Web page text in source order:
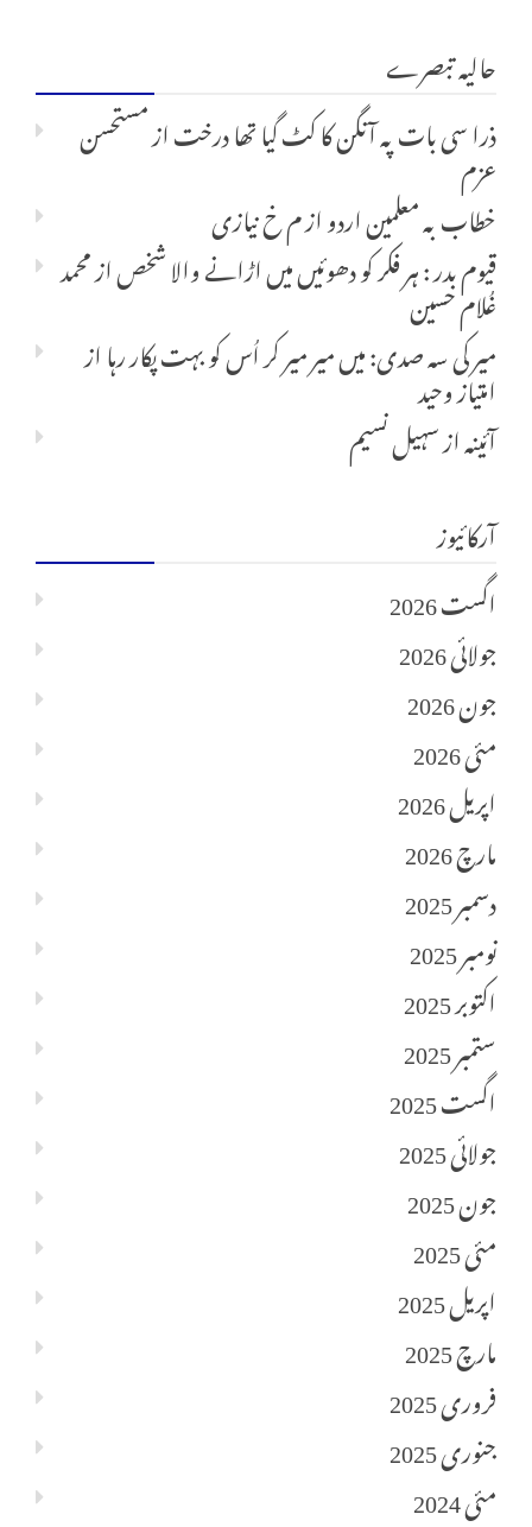
حالیہ تبصرے
ذرا سی بات پہ آنگن کا کٹ گیا تھا درختازمستحسن
عزم
خطاب بہ معلمین اردوازم خ نیازی
قیوم بدر : ہر فکر کو دھوئیں میں اڑانے والا شخصازمحمد
غُلام حسین
میر کی سہ صدی: میں میر میر کر اُس کو بہت پکار رہااز
امتیاز وحید
آئینہازسہیل نسیم
آرکائیوز
اگست 2026
جولائی 2026
جون 2026
مئی 2026
اپریل 2026
مارچ 2026
دسمبر 2025
نومبر 2025
اکتوبر 2025
ستمبر 2025
اگست 2025
جولائی 2025
جون 2025
مئی 2025
اپریل 2025
مارچ 2025
فروری 2025
جنوری 2025
مئی 2024